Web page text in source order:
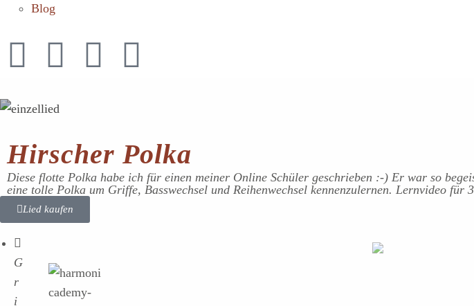
Blog
Hirscher Polka
Diese flotte Polka habe ich für einen meiner Online Schüler geschrieben :-) Er war so
eine tolle Polka um Griffe, Basswechsel und Reihenwechsel kennenzulernen. Lernvideo für
Lied kaufen
G
r
i